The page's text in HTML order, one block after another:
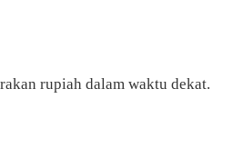
rupiah dalam waktu dekat.